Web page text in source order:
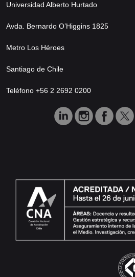
Universidad Alberto Hurtado
Avda. Bernardo O’Higgins 1825
Metro Los Héroes
Santiago de Chile
Teléfono +56 2 2692 0200